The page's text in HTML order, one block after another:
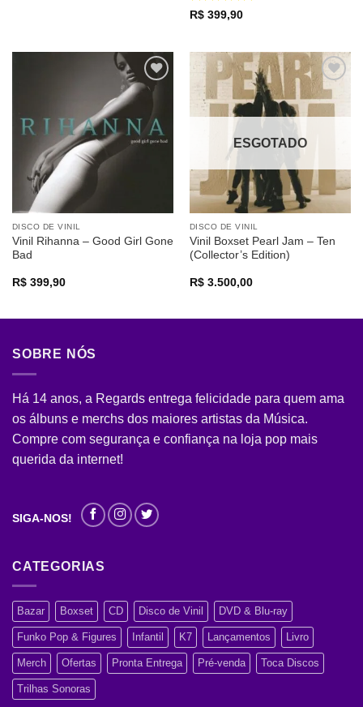
Avaliação
R$399,90
Adicionar
a lista de
DISCO DE VINIL
Vinil Rihanna – Good Girl Gone
Bad
R$399,90
Adicionar
a lista de
desejos
ESGOTADO
DISCO DE VINIL
Vinil Boxset Pearl Jam – Ten
(Collector’s Edition)
R$3.500,00
SOBRE NÓS
Há 14 anos, a Regards entrega felicidade para quem ama
os álbuns e merchs dos maiores artistas da Música.
Compre com segurança e confiança na loja pop mais
querida da internet!
SIGA-NOS!
CATEGORIAS
Bazar Boxset CD Disco de Vinil DVD & Blu-ray
Funko Pop & Figures Infantil K7 Lançamentos Livro
Merch Ofertas Pronta Entrega Pré-venda Toca Discos
Trilhas Sonoras